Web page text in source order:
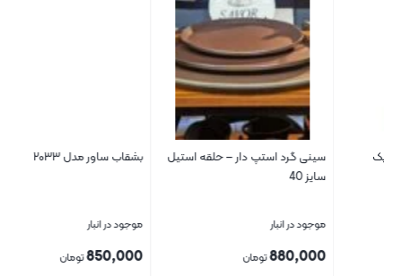
سینی گرد استپ دار – حلقه استیل
موجود در انبار
880,000تومان
بشقاب ساور مدل ۲۰۳۳
موجود در انبار
850,000تومان